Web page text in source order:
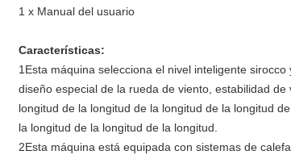
1 x Manual del usuario
Características:
1Esta máquina selecciona el nivel inteligente
diseño especial de la rueda de viento, estabilidad
longitud de la longitud de la longitud de la longitud
la longitud de la longitud de la longitud.
2Esta máquina está equipada con sistemas de